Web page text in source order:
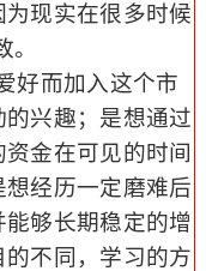
现实在很多时候
。
好而加入这个市
兴趣；是想通过
金在可见的时间
经历一定磨难后
够长期稳定的增
的不同，学习的方